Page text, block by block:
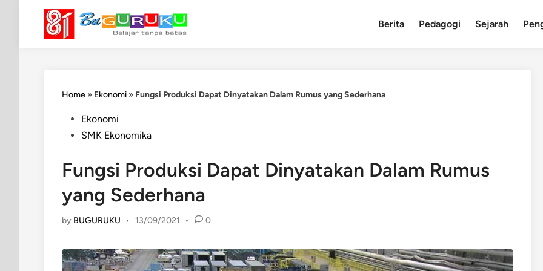
content
Berita Pedagogi Sejarah
Home » Ekonomi » Fungsi Produksi Dapat Dinyatakan Dalam Rumus yang Sederhana
PostedEkonomi
SMK Ekonomika
Fungsi Produksi Dapat Dinyatakan Dalam Rumus
yang Sederhana
by BUGURUKU • 13/09/2021 • 0